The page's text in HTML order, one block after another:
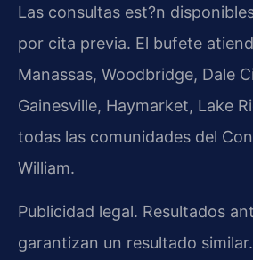
Las consultas est?n
por cita previa. El bufete
Manassas, Woodbridge, Dale
Gainesville, Haymarket, Lake
todas las comunidades del
William.
Publicidad legal. Resultados
garantizan un resultado